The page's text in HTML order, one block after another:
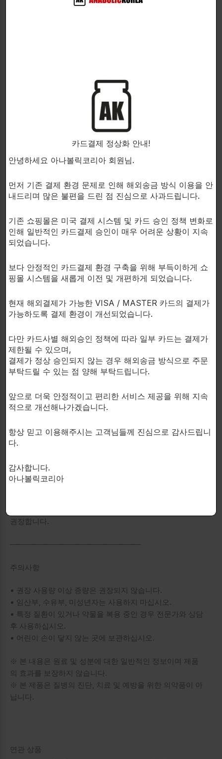
• 강도 높은 웨이트트레이닝 루틴 서포트
• 운동 시 힘과 지구력 유지 도움
────────────────────────
• Microcrystalline Cellulose
• Rice Flour
성분 조합 시 기대할 수 있는 특징
• 근력 향상
• 운동 퍼포먼스 향상
• 회복 환경 서포트
• 체성분 관리 프로그램 보조
등을 목적으로 설계된 조합입니다.
함께 사용하는 사용자층에 적합한 형태의 포뮬라입니다.
섭취 방법
• 하루 1~2회, 1회 1캡슐 섭취
• 24시간 내 2캡슐 이상 섭취 금지
권장합니다.
────────────────────────
주의사항
• 권장 사용량 이상 증량은 권장되지 않습니다.
• 임산부, 수유부, 미성년자는 사용하지 마십시오.
• 특정 질환이 있거나 약물을 복용 중인 경우 전문가와 상담
후 사용하십시오.
• 어린이 손이 닿지 않는 곳에 보관하십시오.
※ 본 내용은 원료 및 성분에 대한 일반적인 정보이며 제품
의 효과를 보장하지 않습니다.
※ 본 제품은 질병의 진단, 치료 및 예방을 위한 의약품이 아
닙니다.
연관 상품
카드결제 정상화 안내!
안녕하세요 아나볼릭코리아 회원님.
먼저 기존 결제 환경 문제로 인해 해외송금 방식 이용을 안
내드리며 많은 불편을 드린 점 진심으로 사과드립니다.
기존 쇼핑몰은 미국 결제 시스템 및 카드 승인 정책 변화로
인해 일반적인 카드결제 승인이 매우 어려운 상황이 지속
되었습니다.
보다 안정적인 카드결제 환경 구축을 위해 부득이하게 쇼
핑몰 시스템을 새롭게 이전 및 개편하게 되었습니다.
현재 해외결제가 가능한 VISA / MASTER 카드의 결제가
가능하도록 결제 환경이 개선되었습니다.
다만 카드사별 해외승인 정책에 따라 일부 카드는 결제가
제한될 수 있으며,
결제가 정상 승인되지 않는 경우 해외송금 방식으로 주문
부탁드릴 수 있는 점 양해 부탁드립니다.
앞으로 더욱 안정적이고 편리한 서비스 제공을 위해 지속
적으로 개선해나가겠습니다.
항상 믿고 이용해주시는 고객님들께 진심으로 감사드립니
다.
감사합니다.
아나볼릭코리아